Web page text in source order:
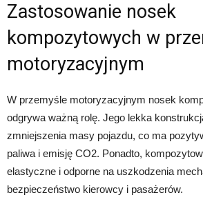
Zastosowanie nosek
kompozytowych w
motoryzacyjnym
W przemyśle motoryzacyjnym nosek
odgrywa ważną rolę. Jego lekka
zmniejszenia masy pojazdu, co ma
paliwa i emisję CO2. Ponadto,
elastyczne i odporne na uszkodzenia
bezpieczeństwo kierowcy i pasażerów.